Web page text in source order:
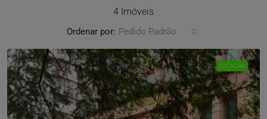
4 Imóveis
Ordenar por: Pedido Padrão
LOCAÇÃO